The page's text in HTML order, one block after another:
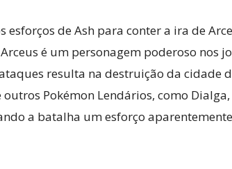
de Ash para conter a ira de
é um personagem poderoso nos
resulta na destruição da cidade
Pokémon Lendários, como Dialga,
a batalha um esforço aparentemente